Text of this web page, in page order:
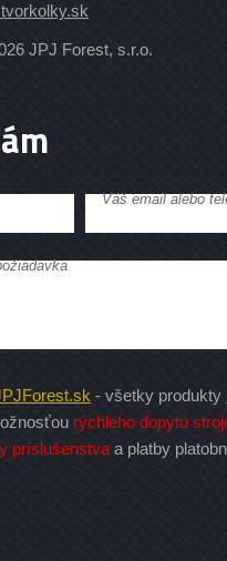
JPJ Forest, s.r.o.
Váš email alebo
- všetky produkty
rýchleho dopytu
príslušenstva a platby